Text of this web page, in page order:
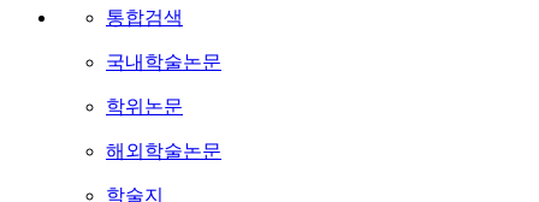
통합검색
국내학술논문
학위논문
해외학술논문
학술지